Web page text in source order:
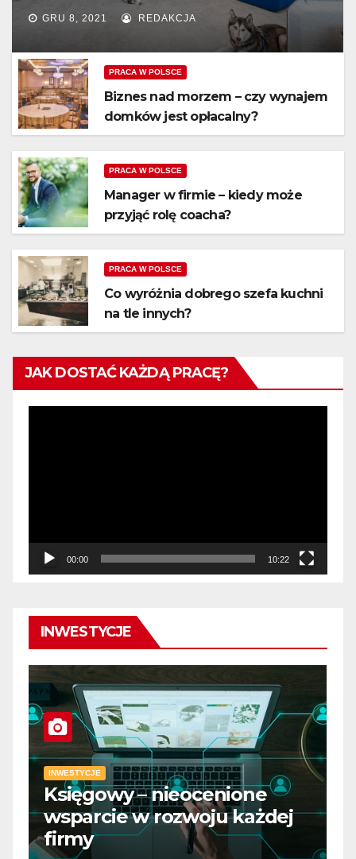
GRU 8, 2021 REDAKCJA
PRACA W POLSCE
Biznes nad morzem – czy wynajem
domków jest opłacalny?
PRACA W POLSCE
Manager w firmie – kiedy może
przyjąć rolę coacha?
PRACA W POLSCE
Co wyróżnia dobrego szefa kuchni
na tle innych?
JAK DOSTAĆ KAŻDĄ PRACĘ?
00:00 10:22
INWESTYCJE
INWESTYCJE
Księgowy – nieocenione
wsparcie w rozwoju każdej
firmy